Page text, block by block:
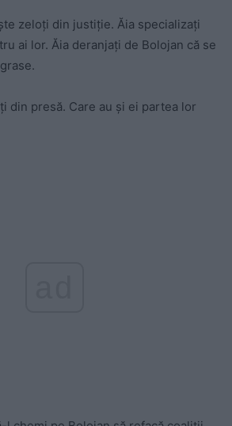
zeloți din justiție. Ăia specializați
ai lor. Ăia deranjați de Bolojan că se
din presă. Care au și ei partea lor